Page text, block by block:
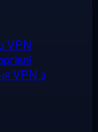
VPN
VPN з